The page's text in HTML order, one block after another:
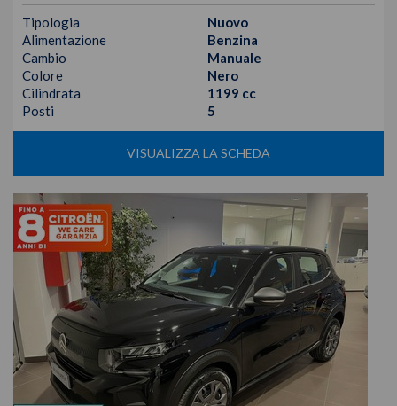
Tipologia
Nuovo
Alimentazione
Benzina
Cambio
Manuale
Colore
Nero
Cilindrata
1199 cc
Posti
5
VISUALIZZA LA SCHEDA